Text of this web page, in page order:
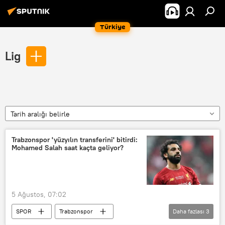
Türkiye
Lig
Tarih aralığı belirle
Trabzonspor 'yüzyılın transferini' bitirdi:
Mohamed Salah saat kaçta geliyor?
5 Ağustos, 07:02
SPOR
Trabzonspor
Daha fazlası 3